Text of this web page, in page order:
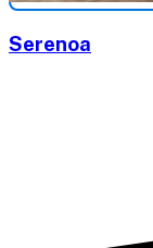
Serenoa